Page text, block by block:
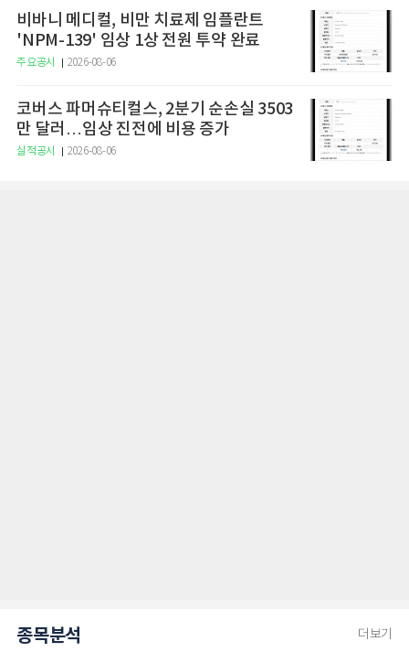
비바니 메디컬, 비만 치료제 임플란트
'NPM-139' 임상 1상 전원 투약 완료
주요공시 2026-08-06
코버스 파머슈티컬스, 2분기 순손실 3503
만 달러…임상 진전에 비용 증가
실적공시 2026-08-06
종목분석 더보기